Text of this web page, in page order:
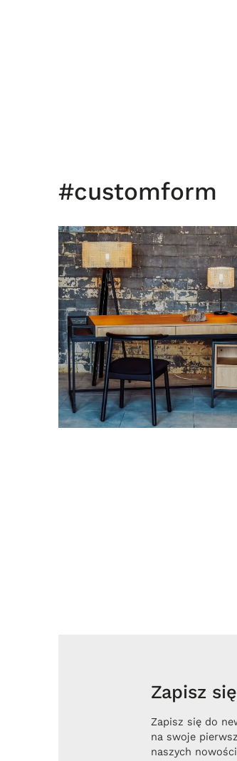
#customform
Zapisz
Zapisz się do
na swoje
naszych